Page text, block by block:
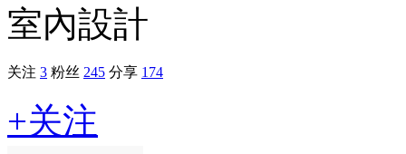
室內設計
关注 3 粉丝 245 分享 174
+关注